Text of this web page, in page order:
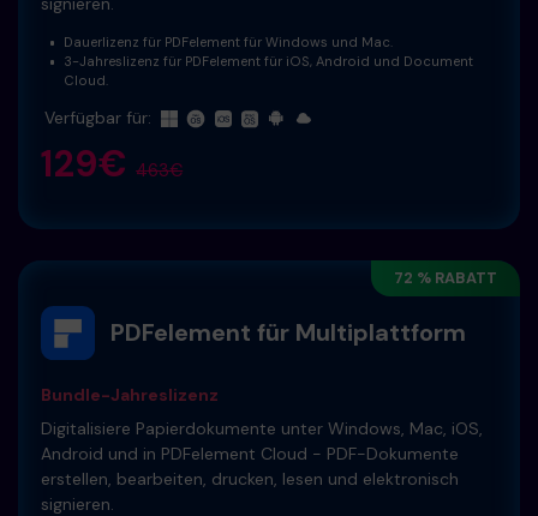
Dauerlizenz für PDFelement für Windows und Mac.
3-Jahreslizenz für PDFelement für iOS, Android und Document
Cloud.
Verfügbar für:
129€463€
72 % RABATT
PDFelement für Multiplattform
Bundle-Jahreslizenz
Digitalisiere Papierdokumente unter Windows, Mac, iOS,
Android und in PDFelement Cloud - PDF-Dokumente
erstellen, bearbeiten, drucken, lesen und elektronisch
signieren.